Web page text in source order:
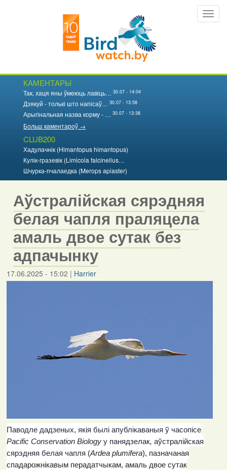
КАМЕНТАРЫ
Так, хаця яны ўмеюць лавіць… 30.07 - 14:04
Дзякуй - толькі што напісаў… 30.07 - 13:58
Арыгінальная назва корму - … 30.07 - 13:38
Больш каментароў →
CLUB200
Хадулачнік (Himantopus himantopus)
Кулік-гразевік (Limicola falcinellus…
Шчурка-пчалаедка (Merops apiaster)
Аўстралійская сярэдняя
белая чапля праляцела
амаль двое сутак без
адпачынку
17.06.2025 - 15:02 | Harrier
Паводле дадзеных, якія былі апублікаваныя ў часопісе
Pacific Conservation Biology у панядзелак, аўстралійская
сярэдняя белая чапля (Ardea plumifera), пазначаная
спадарожнікавым перадатчыкам, амаль двое сутак